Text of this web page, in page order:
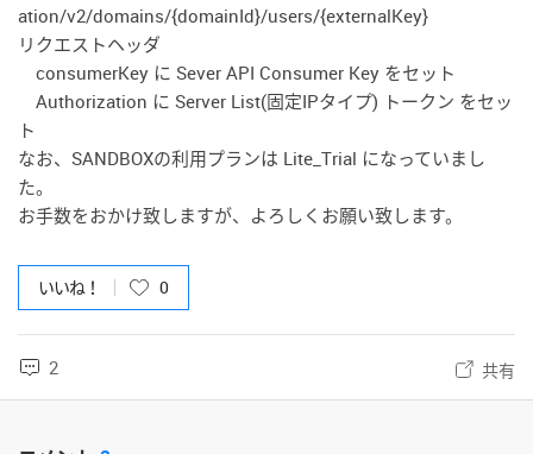
ation/v2/domains/{domainId}/users/{externalKey}
リクエストヘッダ
consumerKey に Sever API Consumer Key をセット
Authorization に Server List(固定IPタイプ) トークン をセッ
ト
なお、SANDBOXの利用プランは Lite_Trial になっていまし
た。
お手数をおかけ致しますが、よろしくお願い致します。
いいね！ 0
2 共有